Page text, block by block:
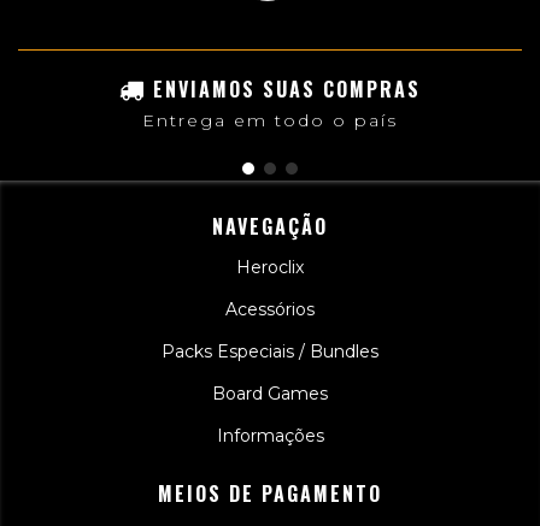
ENVIAMOS SUAS COMPRAS
Entrega em todo o país
NAVEGAÇÃO
Heroclix
Acessórios
Packs Especiais / Bundles
Board Games
Informações
MEIOS DE PAGAMENTO